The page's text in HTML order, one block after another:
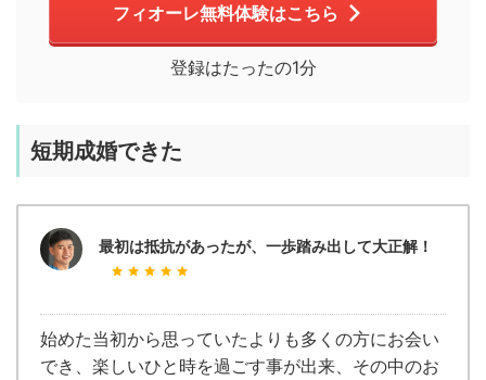
フィオーレ無料体験はこちら
登録はたったの1分
短期成婚できた
最初は抵抗があったが、一歩踏み出して大正解！
始めた当初から思っていたよりも多くの方にお会い
でき、楽しいひと時を過ごす事が出来、その中のお